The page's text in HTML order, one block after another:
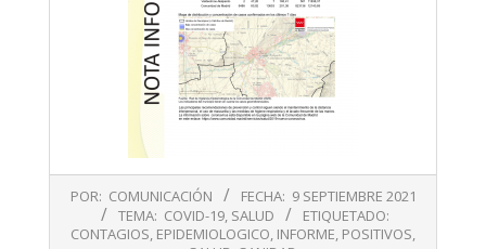
09-
POR: COMUNICACIÓN FECHA: 9 SEPTIEMBRE 2021
TEMA: COVID-19, SALUD
ETIQUETADO:
CONTAGIOS, EPIDEMIOLOGICO, INFORME, POSITIVOS,